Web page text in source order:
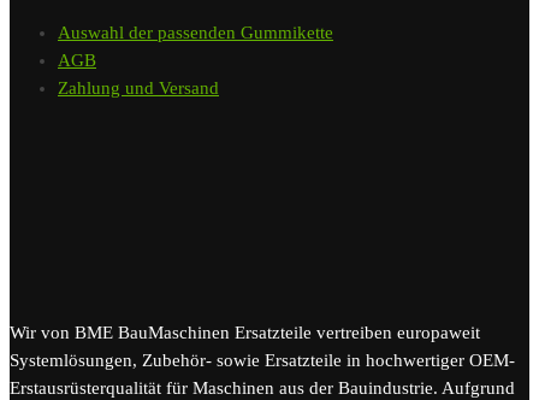
Auswahl der passenden Gummikette
AGB
Zahlung und Versand
Wir von BME BauMaschinen Ersatzteile vertreiben europaweit
Systemlösungen, Zubehör- sowie Ersatzteile in hochwertiger OEM-
Erstausrüsterqualität für Maschinen aus der Bauindustrie. Aufgrund